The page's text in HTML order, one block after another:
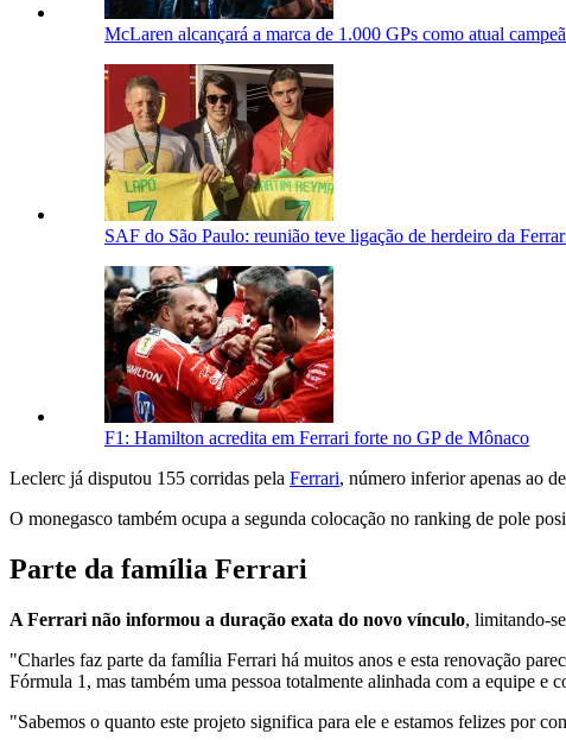
McLaren alcançará a marca de 1.000 GPs como atual
SAF do São Paulo: reunião teve ligação de herdeiro da
F1: Hamilton acredita em Ferrari forte no GP de Mônaco
Leclerc já disputou 155 corridas pela Ferrari, número inferior apenas ao
O monegasco também ocupa a segunda colocação no ranking de pole
Parte da família Ferrari
A Ferrari não informou a duração exata do novo vínculo, limitando-
"Charles faz parte da família Ferrari há muitos anos e esta renovação
Fórmula 1, mas também uma pessoa totalmente alinhada com a equipe
"Sabemos o quanto este projeto significa para ele e estamos felizes por